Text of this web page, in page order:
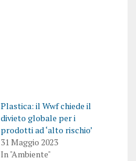
Plastica: il Wwf chiede il
divieto globale per i
prodotti ad ‘alto rischio’
31 Maggio 2023
In "Ambiente"